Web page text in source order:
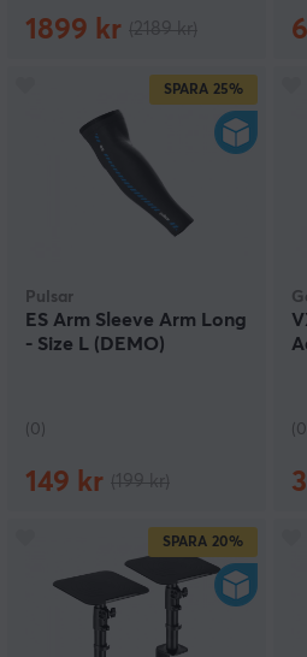
1899 kr
SPARA 25%
Pulsar
ES Arm Sleeve Arm Long
- Size L (DEMO)
(0)
149 kr
(0)
SPARA 20%